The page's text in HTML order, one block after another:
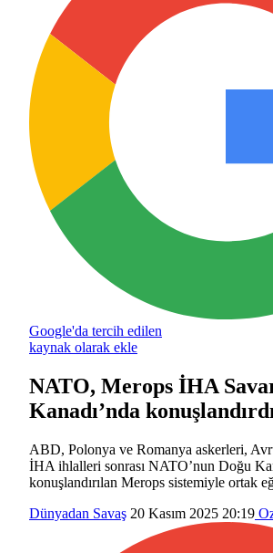
Google'da tercih edilen
kaynak olarak ekle
NATO, Merops İHA
Kanadı’nda
ABD, Polonya ve Romanya askerleri,
İHA ihlalleri sonrası NATO’nun Doğu
konuşlandırılan Merops sistemiyle ortak
Dünyadan Savaş 20 Kasım 2025 20:19